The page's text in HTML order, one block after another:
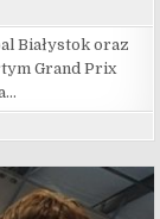
Białystok oraz
Grand Prix